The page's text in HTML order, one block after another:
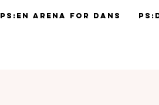
PS:En Arena for Dans